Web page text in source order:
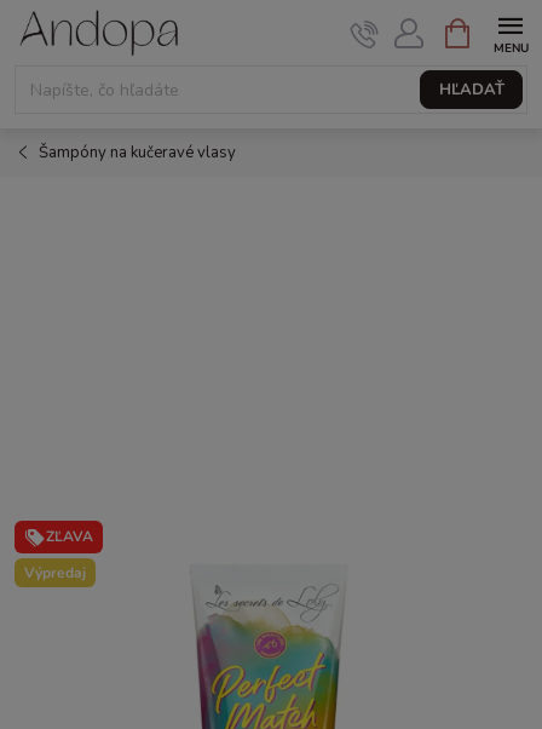
Prejsť
HĽADAŤ
NÁKUPNÝ
KOŠÍK
Šampóny na kučeravé vlasy
ZĽAVA
Výpredaj